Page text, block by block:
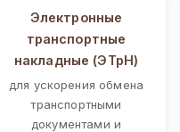
Электронные
транспортные
накладные (ЭТрН)
для ускорения обмена
транспортными
документами и